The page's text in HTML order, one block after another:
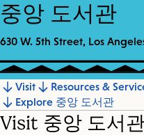
중앙 도서관
630 W. 5th Street, Los
Jump
to
Visit Resources &
Explore 중앙 도서관
Visit 중앙 도서